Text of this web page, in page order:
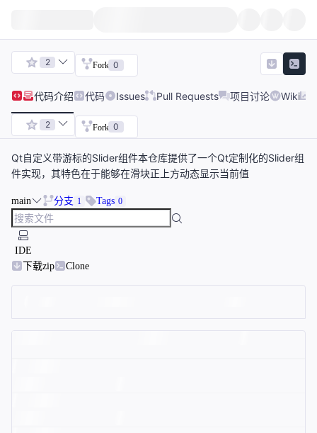
2 Fork 0
代码介绍 代码 Issues Pull Requests 项目讨论 Wiki
2 Fork 0
Qt自定义带游标的Slider组件本仓库提供了一个Qt定制化的Slider组
件实现，其特色在于能够在滑块正上方动态显示当前值
main 分支 1 Tags 0
IDE
下载zip
Clone